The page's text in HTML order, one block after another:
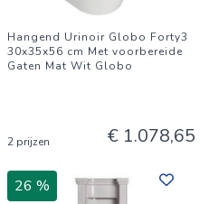
Hangend Urinoir Globo Forty3
30x35x56 cm Met voorbereide
Gaten Mat Wit Globo
2 prijzen € 1.078,65
26 %